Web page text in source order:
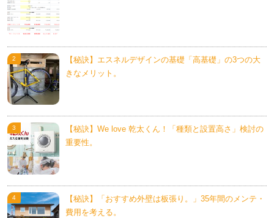
【秘訣】エスネルデザインの基礎「高基礎」の3つの大
きなメリット。
【秘訣】We love 乾太くん！「種類と設置高さ」検討の
重要性。
【秘訣】「おすすめ外壁は板張り。」35年間のメンテ・
費用を考える。